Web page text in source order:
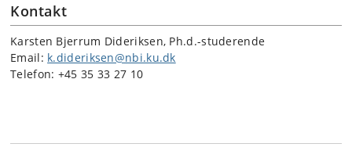
Kontakt
Karsten Bjerrum Dideriksen, Ph.d.-studerende
Email: k.dideriksen@nbi.ku.dk
Telefon: +45 35 33 27 10